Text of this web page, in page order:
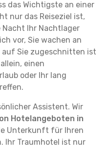
das Wichtigste an einer
nur das Reiseziel ist,
Nacht Ihr Nachtlager
vor, Sie wachen an
Sie zugeschnitten ist
einen
oder Ihr lang
Assistent. Wir
Hotelangeboten in
Unterkunft für Ihren
Ihr Traumhotel ist nur